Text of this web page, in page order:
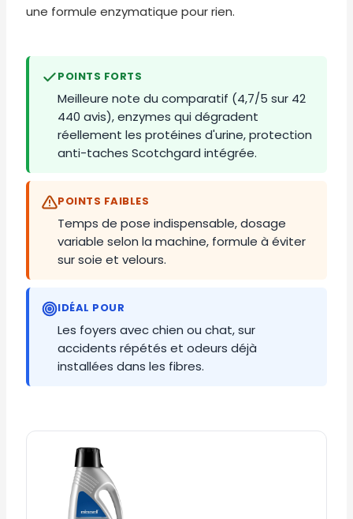
une formule enzymatique pour rien.
POINTS FORTS
Meilleure note du comparatif (4,7/5 sur 42
440 avis), enzymes qui dégradent
réellement les protéines d'urine, protection
anti-taches Scotchgard intégrée.
POINTS FAIBLES
Temps de pose indispensable, dosage
variable selon la machine, formule à éviter
sur soie et velours.
IDÉAL POUR
Les foyers avec chien ou chat, sur
accidents répétés et odeurs déjà
installées dans les fibres.